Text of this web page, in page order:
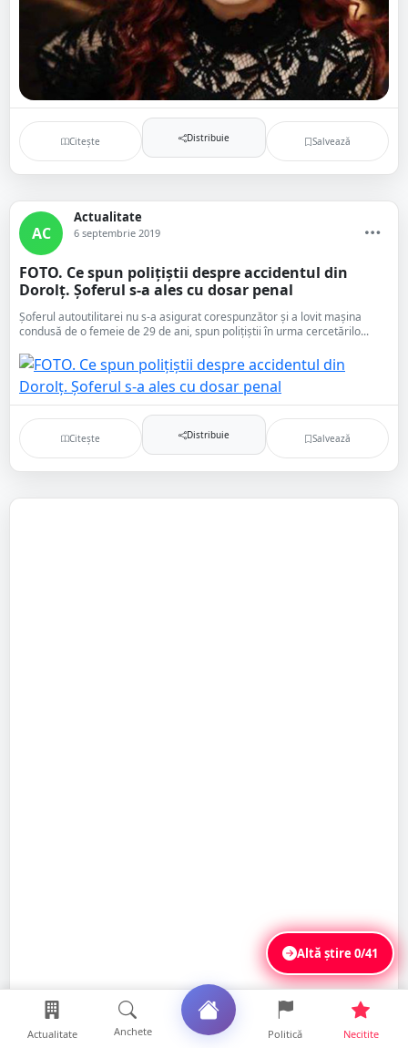
Citește Distribuie Salvează
AC
Actualitate
6 septembrie 2019
FOTO. Ce spun polițiștii despre accidentul din
Dorolț. Șoferul s-a ales cu dosar penal
Șoferul autoutilitarei nu s-a asigurat corespunzător și a lovit mașina
condusă de o femeie de 29 de ani, spun polițiștii în urma cercetărilo...
Citește Distribuie Salvează
Altă știre0/41
Actualitate Anchete Politică Necitite